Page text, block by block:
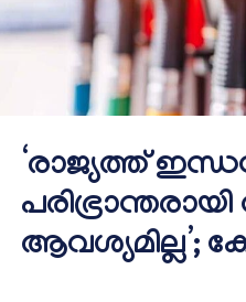
‘രാജ്യത്ത്
പരിഭ്രാന്തരായി
ആവശ്യമില്ല’;